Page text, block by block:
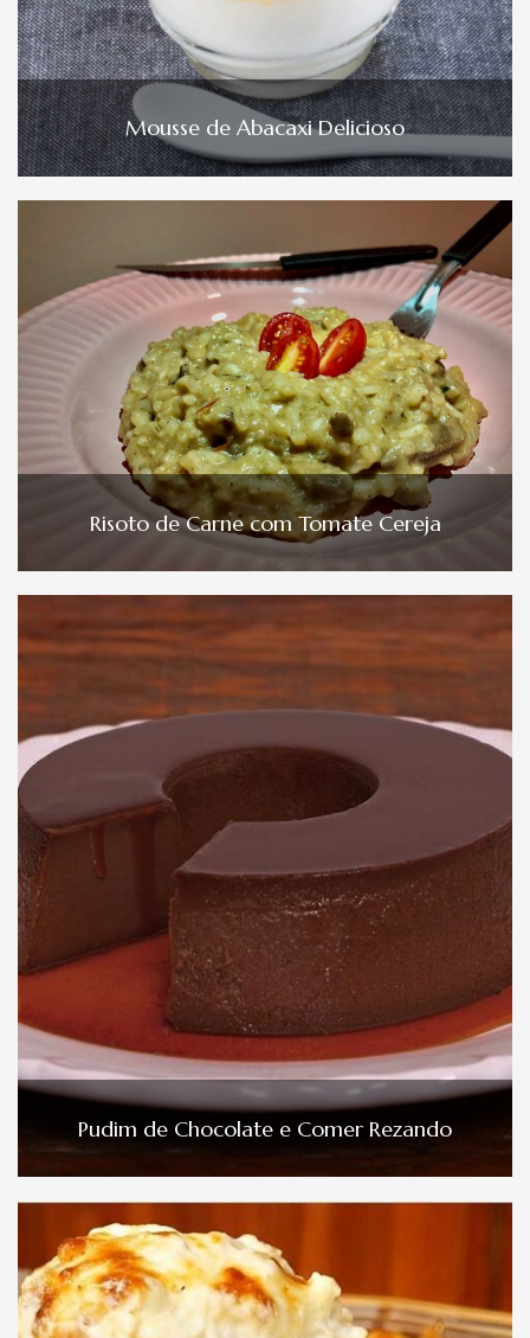
Mousse de Abacaxi Delicioso
Risoto de Carne com Tomate Cereja
Pudim de Chocolate e Comer Rezando